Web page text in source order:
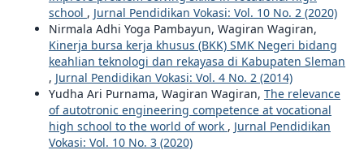
school , Jurnal Pendidikan Vokasi: Vol. 10 No. 2 (2020)
Nirmala Adhi Yoga Pambayun, Wagiran Wagiran,
Kinerja bursa kerja khusus (BKK) SMK Negeri bidang
keahlian teknologi dan rekayasa di Kabupaten Sleman
, Jurnal Pendidikan Vokasi: Vol. 4 No. 2 (2014)
Yudha Ari Purnama, Wagiran Wagiran, The relevance
of autotronic engineering competence at vocational
high school to the world of work , Jurnal Pendidikan
Vokasi: Vol. 10 No. 3 (2020)